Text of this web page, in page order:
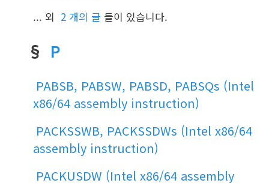
... 외 2 개의 글 들이 있습니다.
§ P
PABSB, PABSW, PABSD, PABSQs (Intel
x86/64 assembly instruction)
PACKSSWB, PACKSSDWs (Intel x86/64
assembly instruction)
PACKUSDW (Intel x86/64 assembly